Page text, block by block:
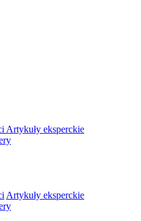
Artykuły eksperckie
Artykuły eksperckie